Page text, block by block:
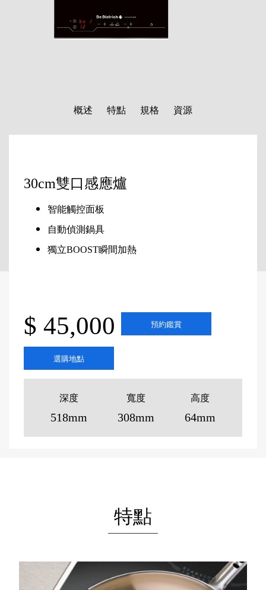
概述 特點 規格 資源
30cm雙口感應爐
智能觸控面板
自動偵測鍋具
獨立BOOST瞬間加熱
$ 45,000 預約鑑賞
選購地點
深度
518mm
寬度
308mm
高度
64mm
特點